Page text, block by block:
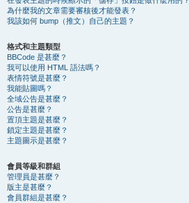
為什麼我的文章需要審核後才能發表？
我該如何 bump（推文）自己的主題？
格式和主題類型
BBCode 是甚麼？
我可以使用 HTML 語法嗎？
表情符號是甚麼？
我能貼圖嗎？
全域公告是甚麼？
公告是甚麼？
置頂主題是甚麼？
鎖定主題是甚麼？
主題圖示是甚麼？
會員等級和群組
管理員是甚麼？
版主是甚麼？
會員群組是甚麼？